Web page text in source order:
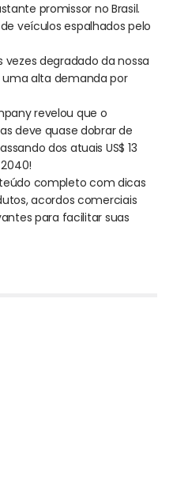
promissor no Brasil.
veículos espalhados pelo
degradado da nossa
uma alta demanda por
revelou que o
deve quase dobrar de
dos atuais US$ 13
completo com dicas
acordos comerciais
para facilitar suas